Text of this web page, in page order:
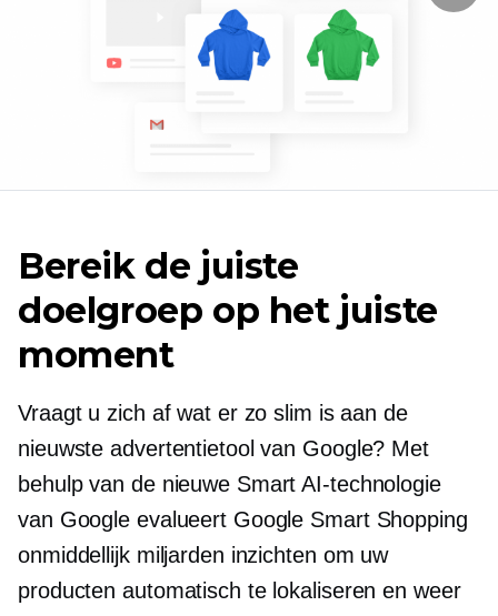
Bereik de juiste
doelgroep op het juiste
moment
Vraagt ​​u zich af wat er zo slim is aan de
nieuwste advertentietool van Google? Met
behulp van de nieuwe Smart AI-technologie
van Google evalueert Google Smart Shopping
onmiddellijk miljarden inzichten om uw
producten automatisch te lokaliseren en weer